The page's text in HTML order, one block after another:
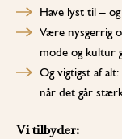
Have lyst til –
Være nysgerrig
mode og kultur
Og vigtigst af
når det går
Vi tilbyder: